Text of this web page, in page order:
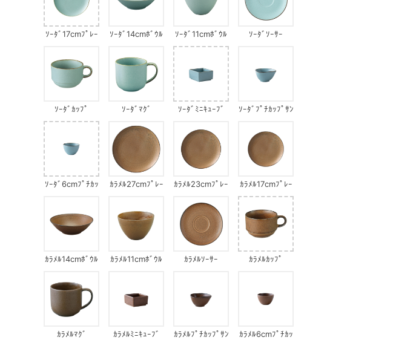
ｿｰﾀﾞ17cmﾌﾟﾚｰ
ｿｰﾀﾞ14cmﾎﾞｳﾙ ｿｰﾀﾞ11cmﾎﾞｳﾙ ｿｰﾀﾞｿｰｻｰ
ｿｰﾀﾞｶｯﾌﾟ ｿｰﾀﾞﾏｸﾞ ｿｰﾀﾞﾐﾆｷｭｰﾌﾞ
ｿｰﾀﾞﾌﾟﾁｶｯﾌﾟｻﾝ
ｿｰﾀﾞ6cmﾌﾟﾁｶｯ
ｶﾗﾒﾙ27cmﾌﾟﾚｰ
ｶﾗﾒﾙ23cmﾌﾟﾚｰ
ｶﾗﾒﾙ17cmﾌﾟﾚｰ
ﾄ
ｶﾗﾒﾙ14cmﾎﾞｳﾙ ｶﾗﾒﾙ11cmﾎﾞｳﾙ ｶﾗﾒﾙｿｰｻｰ ｶﾗﾒﾙｶｯﾌﾟ
ｶﾗﾒﾙﾏｸﾞ ｶﾗﾒﾙﾐﾆｷｭｰﾌﾞ
ｶﾗﾒﾙﾌﾟﾁｶｯﾌﾟｻﾝ
ｶﾗﾒﾙ6cmﾌﾟﾁｶｯ